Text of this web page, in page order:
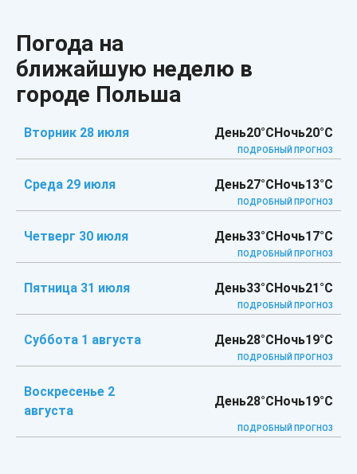
Погода на
ближайшую неделю в
городе Польша
Вторник 28 июля День20°C Ночь20°C
ПОДРОБНЫЙ ПРОГНОЗ
Среда 29 июля День27°C Ночь13°C
ПОДРОБНЫЙ ПРОГНОЗ
Четверг 30 июля День33°C Ночь17°C
ПОДРОБНЫЙ ПРОГНОЗ
Пятница 31 июля День33°C Ночь21°C
ПОДРОБНЫЙ ПРОГНОЗ
Суббота 1 августа День28°C Ночь19°C
ПОДРОБНЫЙ ПРОГНОЗ
Воскресенье 2
августа
День28°C Ночь19°C
ПОДРОБНЫЙ ПРОГНОЗ